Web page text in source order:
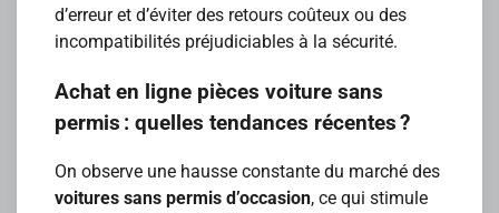
d’erreur et d’éviter des retours coûteux ou des
incompatibilités préjudiciables à la sécurité.
Achat en ligne pièces voiture sans
permis : quelles tendances récentes ?
On observe une hausse constante du marché des
voitures sans permis d’occasion, ce qui stimule